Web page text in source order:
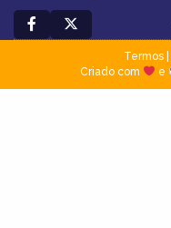
Termos|
Criado com
e